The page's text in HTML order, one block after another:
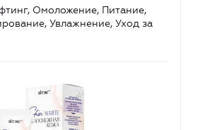
Омоложение, Питание,
Увлажнение, Уход за